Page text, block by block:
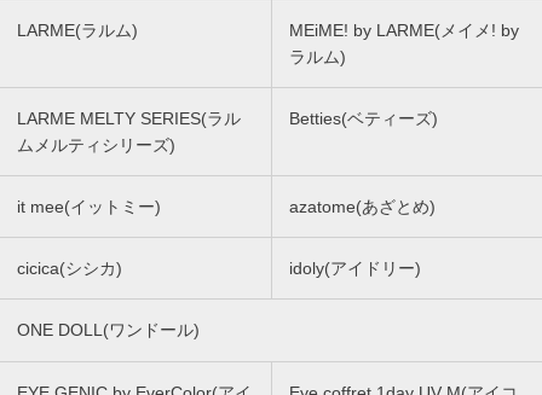
LARME(ラルム)
MEiME! by LARME(メイメ! by
ラルム)
LARME MELTY SERIES(ラル
ムメルティシリーズ)
Betties(ベティーズ)
it mee(イットミー) azatome(あざとめ)
cicica(シシカ) idoly(アイドリー)
ONE DOLL(ワンドール)